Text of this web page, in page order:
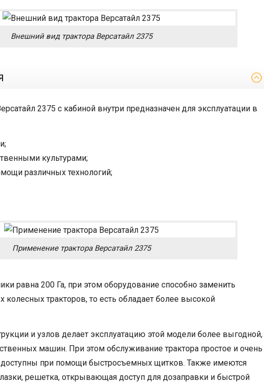
Внешний вид трактора Версатайл 2375
2375 с кабиной внутри предназначен для эксплуатации в
культурами;
различных технологий;
Применение трактора Версатайл 2375
равна 200 Га, при этом оборудование способно заменить
тракторов, то есть обладает более высокой
и узлов делает эксплуатацию этой модели более выгодной,
машин. При этом обслуживание трактора простое и очень
доступны при помощи быстросъемных щитков. Также имеются
решетка, открывающая доступ для дозаправки и быстрой